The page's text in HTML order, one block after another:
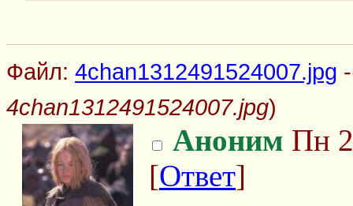
Файл: 4chan1312491524007.jpg
4chan1312491524007.jpg)
Аноним Пн
[Ответ]